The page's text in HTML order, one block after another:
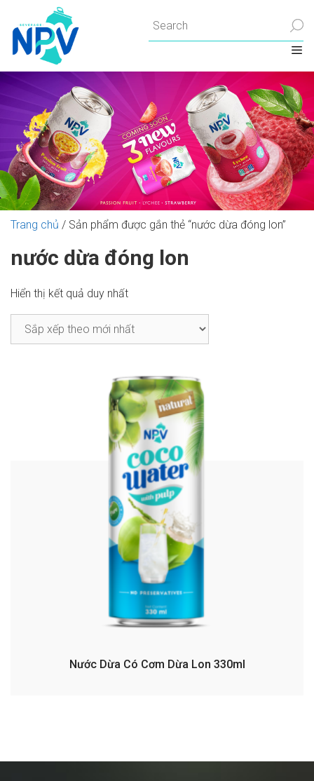
đến
Trang chủ / Sản phẩm được gắn thẻ “nước dừa đóng lon”
nước dừa đóng lon
Hiển thị kết quả duy nhất
Nước Dừa Có Cơm Dừa Lon 330ml